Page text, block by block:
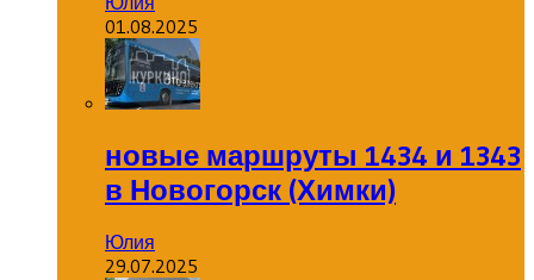
01.08.2025
новые маршруты 1434 и 1343
в Новогорск (Химки)
Юлия
29.07.2025